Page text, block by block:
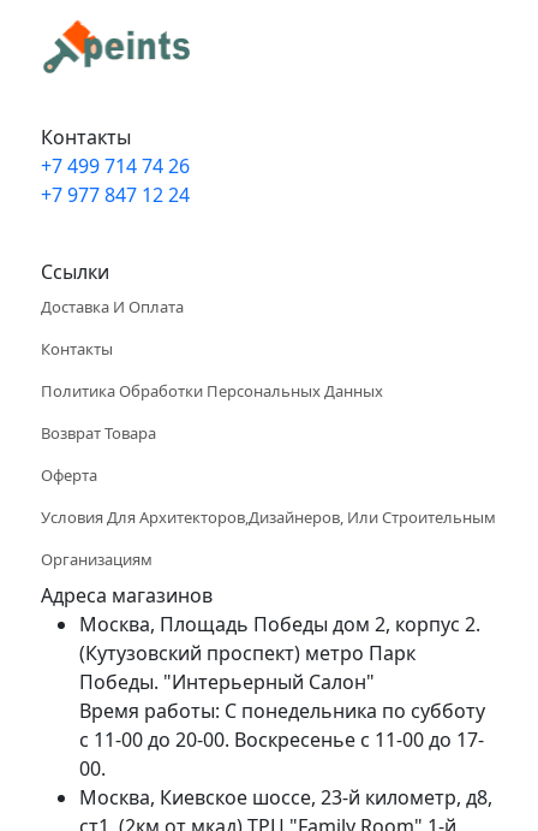
Контакты
+7 499 714 74 26
+7 977 847 12 24
Ссылки
Доставка И Оплата
Контакты
Политика Обработки Персональных Данных
Возврат Товара
Оферта
Условия Для Архитекторов,дизайнеров, Или Строительным
Организациям
Адреса магазинов
Москва, Площадь Победы дом 2, корпус 2.
(Кутузовский проспект) метро Парк
Победы. "Интерьерный Салон"
Время работы: С понедельника по субботу
с 11-00 до 20-00. Воскресенье с 11-00 до 17-
00.
Москва, Киевское шоссе, 23-й километр, д8,